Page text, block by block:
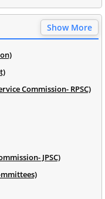
Show More
Commission- RPSC)
JPSC)